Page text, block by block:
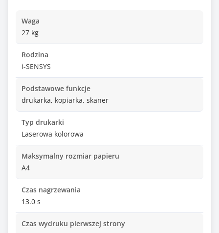
Waga
27 kg
Rodzina
i-SENSYS
Podstawowe funkcje
drukarka, kopiarka, skaner
Typ drukarki
Laserowa kolorowa
Maksymalny rozmiar papieru
A4
Czas nagrzewania
13.0 s
Czas wydruku pierwszej strony